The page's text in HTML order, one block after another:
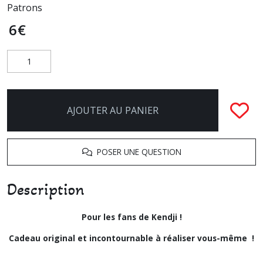
Patrons
6€
AJOUTER AU PANIER
POSER UNE QUESTION
Description
Pour les fans de Kendji !
Cadeau original et incontournable à réaliser vous-même !